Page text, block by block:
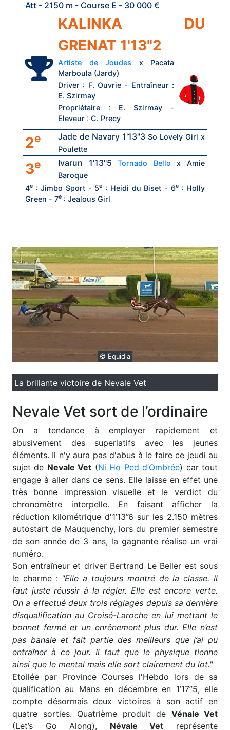
Att - 2150 m - Course E - 30 000 €
KALINKA DU
GRENAT 1'13"2
Artiste de Joudes x Pacata
Marboula (Jardy)
Driver : F. Ouvrie - Entraîneur :
E. Szirmay
Propriétaire : E. Szirmay -
Eleveur : C. Precy
2e Jade de Navary 1'13"3 So Lovely Girl x
Poulette
3e Ivarun 1'13"5Tornado Bello x Amie
Baroque
4e : Jimbo Sport - 5e : Heidi du Biset - 6e: Holly
Green - 7e : Jealous Girl
© Equidia
La brillante victoire de Nevale Vet
Nevale Vet sort de l’ordinaire
On a tendance à employer rapidement et
abusivement des superlatifs avec les jeunes
éléments. Il n'y aura pas d'abus à le faire ce jeudi au
sujet de Nevale Vet (Ni Ho Ped d’Ombrée) car tout
engage à aller dans ce sens. Elle laisse en effet une
très bonne impression visuelle et le verdict du
chronomètre interpelle. En faisant afficher la
réduction kilométrique d'1’13’’6 sur les 2.150 mètres
autostart de Mauquenchy, lors du premier semestre
de son année de 3 ans, la gagnante réalise un vrai
numéro.
Son entraîneur et driver Bertrand Le Beller est sous
le charme : "Elle a toujours montré de la classe. Il
faut juste réussir à la régler. Elle est encore verte.
On a effectué deux trois réglages depuis sa dernière
disqualification au Croisé-Laroche en lui mettant le
bonnet fermé et un enrênement plus dur. Elle n’est
pas banale et fait partie des meilleurs que j’ai pu
entraîner à ce jour. Il faut que le physique tienne
ainsi que le mental mais elle sort clairement du lot."
Etoilée par Province Courses l'Hebdo lors de sa
qualification au Mans en décembre en 1’17’’5, elle
compte désormais deux victoires à son actif en
quatre sorties. Quatrième produit de Vénale Vet
(Let’s Go Along), Névale Vet représente